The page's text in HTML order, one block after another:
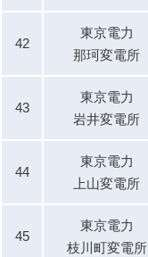
42
東京電力
那珂変電所
43
東京電力
岩井変電所
44
東京電力
上山変電所
45
東京電力
枝川町変電所